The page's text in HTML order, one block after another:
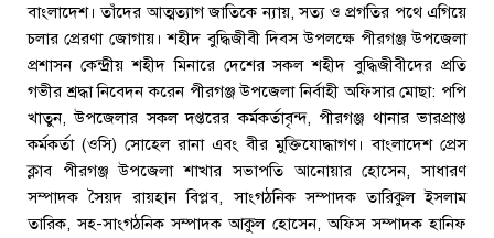
বাংলাদেশ। তাঁদের আত্মত্যাগ জাতিকে ন্যায়, সত্য ও প্রগতির পথে এগিয়ে
চলার প্রেরণা জোগায়। শহীদ বুদ্ধিজীবী দিবস উপলক্ষে পীরগঞ্জ উপজেলা
প্রশাসন কেন্দ্রীয় শহীদ মিনারে দেশের সকল শহীদ বুদ্ধিজীবীদের প্রতি
গভীর শ্রদ্ধা নিবেদন করেন পীরগঞ্জ উপজেলা নির্বাহী অফিসার মোছা: পপি
খাতুন, উপজেলার সকল দপ্তরের কর্মকর্তাবৃন্দ, পীরগঞ্জ থানার ভারপ্রাপ্ত
কর্মকর্তা (ওসি) সোহেল রানা এবং বীর মুক্তিযোদ্ধাগণ। বাংলাদেশ প্রেস
ক্লাব পীরগঞ্জ উপজেলা শাখার সভাপতি আনোয়ার হোসেন, সাধারণ
সম্পাদক সৈয়দ রায়হান বিপ্লব, সাংগঠনিক সম্পাদক তারিকুল ইসলাম
তারিক, সহ-সাংগঠনিক সম্পাদক আকুল হোসেন, অফিস সম্পাদক হানিফ